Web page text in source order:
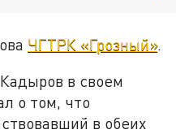
ЧГТРК «Грозный».
в своем
о том, что
в обеих